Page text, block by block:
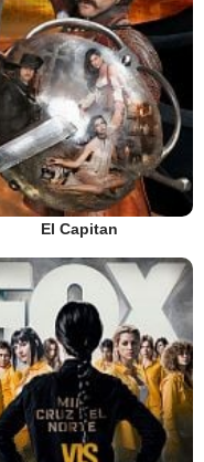
El Capitan